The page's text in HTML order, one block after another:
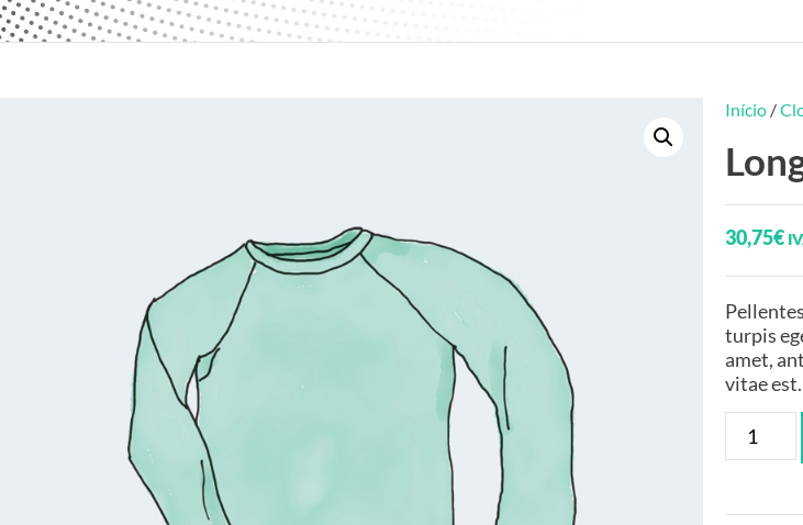
Início /
30,75€
turpis
amet,
vitae